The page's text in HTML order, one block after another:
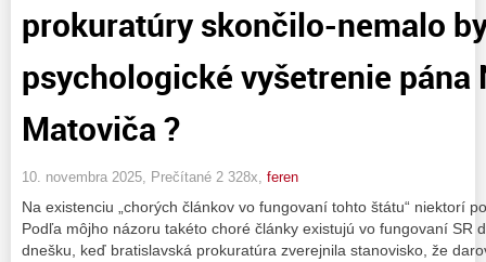
prokuratúry skončilo-nemalo
psychologické vyšetrenie pána
Matoviča ?
10. novembra 2025, Prečítané 2 328x, feren
Na existenciu „chorých článkov vo fungovaní tohto štátu“ niektorí
Podľa môjho názoru takéto choré články existujú vo fungovaní SR
dnešku, keď bratislavská prokuratúra zverejnila stanovisko, že